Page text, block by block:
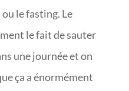
le fasting. Le
le fait de sauter
une journée et on
ça a énormément